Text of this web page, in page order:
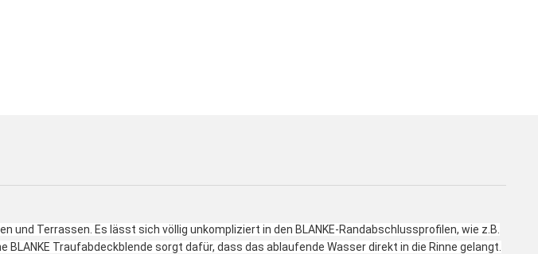
und Terrassen. Es lässt sich völlig unkompliziert in den BLANKE-Randabschlussprofilen, wie z.B.
BLANKE Traufabdeckblende sorgt dafür, dass das ablaufende Wasser direkt in die Rinne gelangt.